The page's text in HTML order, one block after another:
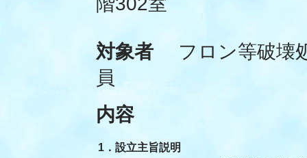
対象者 フロン等破壊
員
内容
1．設立主旨説明